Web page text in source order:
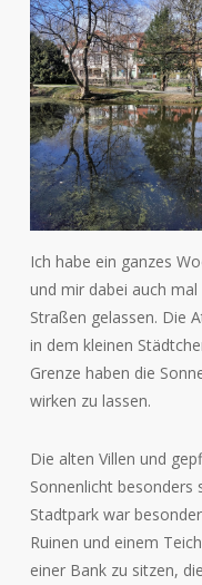
Ich habe ein ganzes
und mir dabei auch
Straßen gelassen. Die
in dem kleinen
Grenze haben die
wirken zu lassen.
Die alten Villen und
Sonnenlicht besonders
Stadtpark war
Ruinen und einem
einer Bank zu sitzen,